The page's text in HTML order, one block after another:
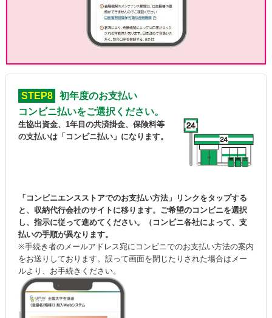
STEP8
初年度のお支払い
コンビニ払いをご選択ください。
生協出資金、1年目の共済掛金、保険料等
の支払いは「コンビニ払い」になります。
「コンビニエンスストアでのお支払い方法」リンクをタップする
と、収納代行会社のサイトに移ります。ご希望のコンビニを選択
し、指示に従って進めてください。（コンビニ各社によって、支
払いの手順が異なります。
※手続き者のメールアドレス宛にコンビニでのお支払い方法の案内
をお送りしております。誤って画面を閉じたりされた場合はメー
ルより、お手続きください。